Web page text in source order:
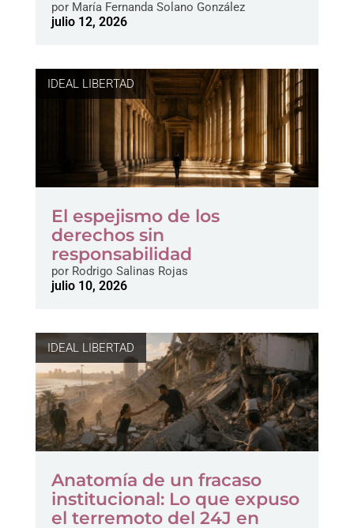
porMaría Fernanda Solano González
julio 12, 2026
IDEAL LIBERTAD
El espejismo de los
derechos sin
responsabilidad
porRodrigo Salinas Rojas
julio 10, 2026
IDEAL LIBERTAD
Anatomía de un fracaso
institucional: Lo que expuso
el terremoto del 24J en